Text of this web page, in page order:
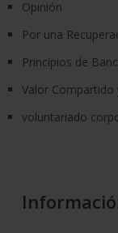
Opinión
Por una
Principios de
Valor Compartido
voluntariado